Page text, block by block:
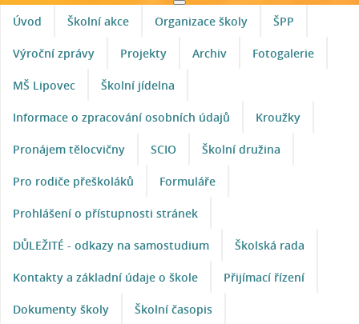
Úvod Školní akce Organizace školy ŠPP
Výroční zprávy Projekty Archiv Fotogalerie
MŠ Lipovec Školní jídelna
Informace o zpracování osobních údajů Kroužky
Pronájem tělocvičny SCIO Školní družina
Pro rodiče přeškoláků Formuláře
Prohlášení o přístupnosti stránek
DŮLEŽITÉ - odkazy na samostudium Školská rada
Kontakty a základní údaje o škole Přijímací řízení
Dokumenty školy Školní časopis